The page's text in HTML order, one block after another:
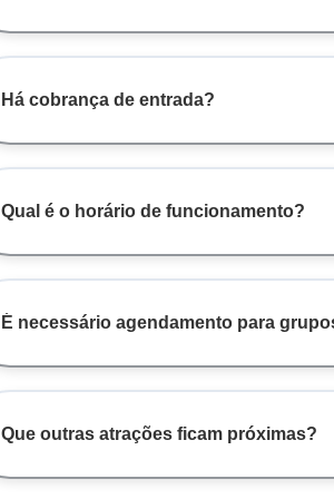
Há cobrança de entrada?
Qual é o horário de funcionamento?
É necessário agendamento para
Que outras atrações ficam próximas?